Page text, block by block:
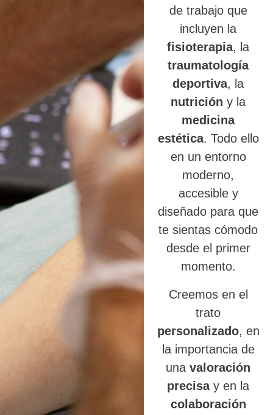
de trabajo que
incluyen la
fisioterapia, la
traumatología
deportiva, la
nutrición y la
medicina
estética. Todo ello
en un entorno
moderno,
accesible y
diseñado para que
te sientas cómodo
desde el primer
momento.
Creemos en el
trato
personalizado, en
la importancia de
unavaloración
precisay en la
colaboración